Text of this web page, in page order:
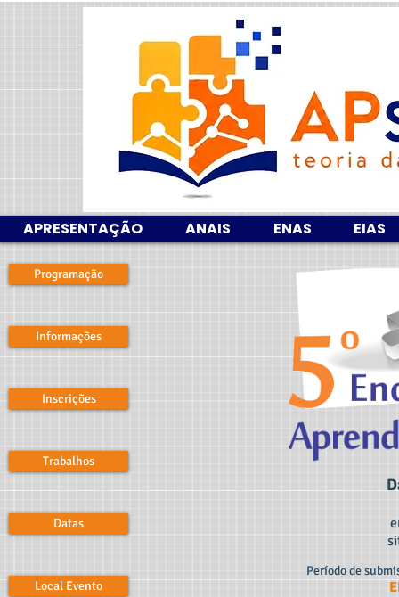
APRESENTAÇÃO ANAIS ENAS EIAS
Programação
Informações
Inscrições
Trabalhos
Datas
Local Evento
Período de